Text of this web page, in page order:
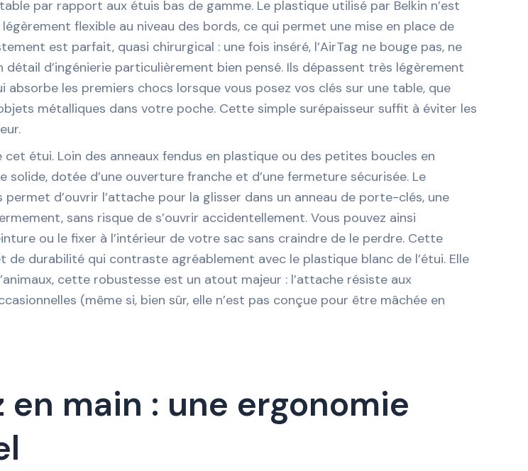
par rapport aux étuis bas de gamme. Le plastique utilisé par Belkin n’est
flexible au niveau des bords, ce qui permet une mise en place de
est parfait, quasi chirurgical : une fois inséré, l’AirTag ne bouge pas, ne
d’ingénierie particulièrement bien pensé. Ils dépassent très légèrement
les premiers chocs lorsque vous posez vos clés sur une table, que
métalliques dans votre poche. Cette simple surépaisseur suffit à éviter les
étui. Loin des anneaux fendus en plastique ou des petites boucles en
dotée d’une ouverture franche et d’une fermeture sécurisée. Le
d’ouvrir l’attache pour la glisser dans un anneau de porte-clés, une
sans risque de s’ouvrir accidentellement. Vous pouvez ainsi
ou le fixer à l’intérieur de votre sac sans craindre de le perdre. Cette
durabilité qui contraste agréablement avec le plastique blanc de l’étui. Elle
cette robustesse est un atout majeur : l’attache résiste aux
(même si, bien sûr, elle n’est pas conçue pour être mâchée en
main : une ergonomie